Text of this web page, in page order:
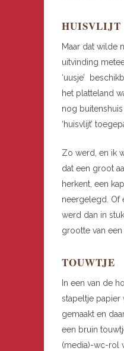
HUISVLIJT
Maar dat wilde
uitvinding
‘uusje’
het platteland
nog
‘huisvlijt’
Zo werd, en ik
dat een groot
herkent, een
neergelegd. Of
werd dan in
grootte van een
TOUWTJE
In een van de
stapeltje papier
gemaakt en
een bruin
(media)-wc-rol